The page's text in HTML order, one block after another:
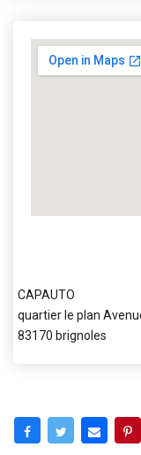
CAPAUTO
quartier le plan
83170 brignoles